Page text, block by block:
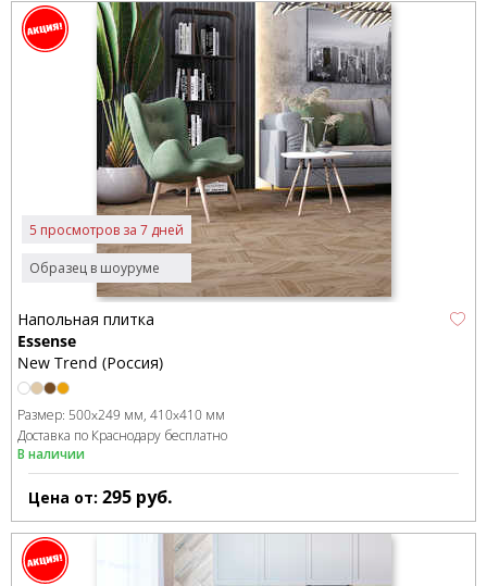
Образец в шоуруме
5 просмотров за 7 дней
Напольная плитка
Essense
New Trend (Россия)
Размер: 500x249 мм 410x410 мм
Доставка по Краснодару бесплатно
В наличии
Цена от: 295 руб.